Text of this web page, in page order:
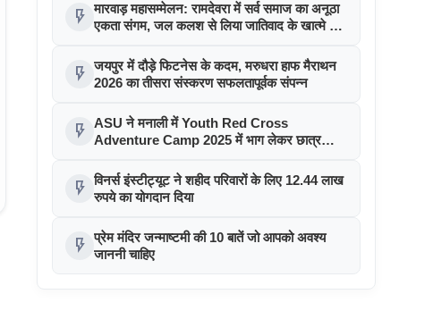
flash_on मारवाड़ महासम्मेलन: रामदेवरा में सर्व समाज का अनूठा
एकता संगम, जल कलश से लिया जातिवाद के खात्मे का
flash_on जयपुर में दौड़े फिटनेस के कदम, मरुधरा हाफ मैराथन
2026 का तीसरा संस्करण सफलतापूर्वक संपन्न
flash_on ASU ने मनाली में Youth Red Cross
Adventure Camp 2025 में भाग लेकर छात्र
flash_on विनर्स इंस्टीट्यूट ने शहीद परिवारों के लिए 12.44 लाख
रुपये का योगदान दिया
flash_on प्रेम मंदिर जन्माष्टमी की 10 बातें जो आपको अवश्य
जाननी चाहिए